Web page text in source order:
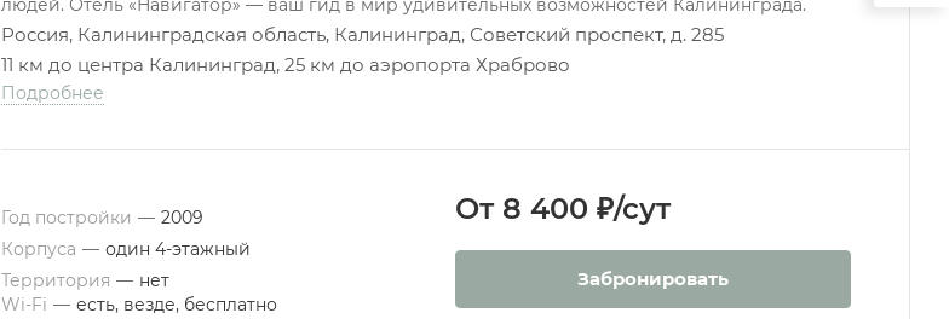
людей. Отель «Навигатор» — ваш гид в мир удивительных возможностей Калининграда.
Россия, Калининградская область, Калининград, Советский проспект, д. 285
11 км до центра Калининград, 25 км до аэропорта Храброво
Подробнее
Год постройки — 2009
Корпуса — один 4-этажный
Территория — нет
Wi-Fi — есть, везде, бесплатно
От 8 400 ₽/сут
Забронировать